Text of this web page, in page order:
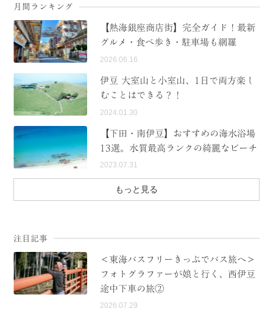
月間ランキング
【熱海銀座商店街】完全ガイド！最新
グルメ・食べ歩き・駐車場も網羅
2026.06.16
伊豆 大室山と小室山、1日で両方楽し
むことはできる？！
2024.01.30
【下田・南伊豆】おすすめの海水浴場
13選。水質最高ランクの綺麗なビーチ
2023.07.31
もっと見る
注目記事
＜東海バスフリーきっぷでバス旅へ＞
フォトグラファーが娘と行く、西伊豆
途中下車の旅②
2026.07.29